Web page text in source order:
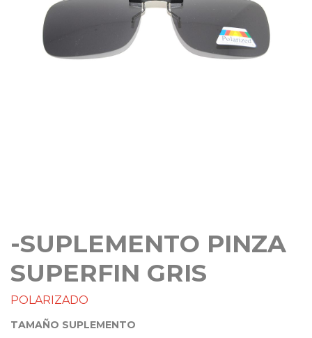
-SUPLEMENTO PINZA
SUPERFIN GRIS
POLARIZADO
TAMAÑO SUPLEMENTO